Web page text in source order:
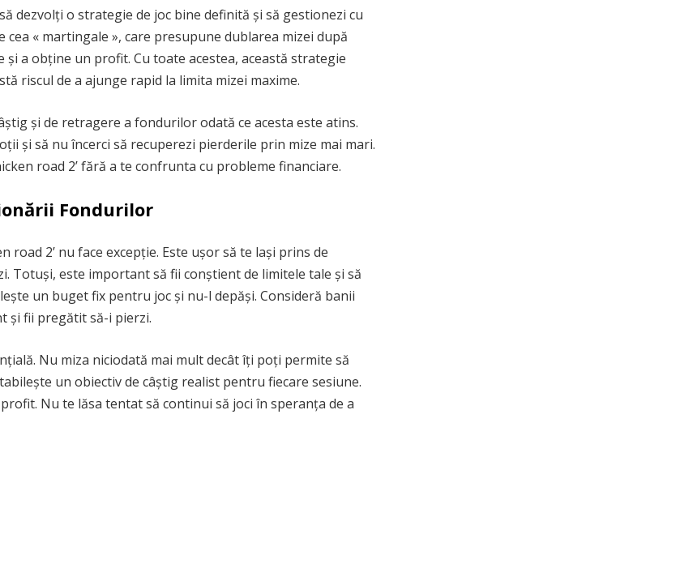
dezvolți o strategie de joc bine definită și să gestionezi cu
« martingale », care presupune dublarea mizei după
a obține un profit. Cu toate acestea, această strategie
riscul de a ajunge rapid la limita mizei maxime.
și de retragere a fondurilor odată ce acesta este atins.
și să nu încerci să recuperezi pierderile prin mize mai mari.
road 2’ fără a te confrunta cu probleme financiare.
Fondurilor
2’ nu face excepție. Este ușor să te lași prins de
Totuși, este important să fii conștient de limitele tale și să
un buget fix pentru joc și nu-l depăși. Consideră banii
și fii pregătit să-i pierzi.
Nu miza niciodată mai mult decât îți poți permite să
un obiectiv de câștig realist pentru fiecare sesiune.
Nu te lăsa tentat să continui să joci în speranța de a